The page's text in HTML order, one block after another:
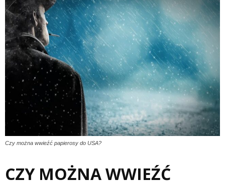
Czy można wwieźć papierosy do USA?
CZY MOŻNA WWIEŹĆ